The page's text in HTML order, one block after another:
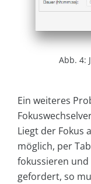
Abb. 4:
Ein weiteres
Liegt der Fokus
möglich, per
fokussieren
gefordert, so